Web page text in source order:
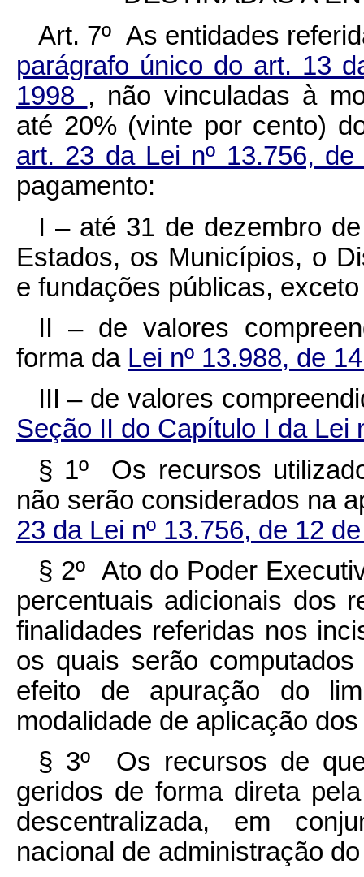
Art. 7º As entidades
parágrafo único do art. 13
1998 , não vinculadas à
até 20% (vinte por cento)
art. 23 da Lei nº 13.756,
pagamento:
I – até 31 de dezembro
Estados, os Municípios, o
e fundações públicas,
II – de valores
forma da Lei nº 13.988, de
III – de valores
Seção II do Capítulo I da Lei
§ 1º Os recursos
não serão considerados na
23 da Lei nº 13.756, de 12
§ 2º Ato do Poder
percentuais adicionais dos
finalidades referidas nos
os quais serão
efeito de apuração do
modalidade de aplicação
§ 3º Os recursos de
geridos de forma direta
descentralizada, em
nacional de administração